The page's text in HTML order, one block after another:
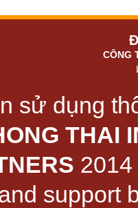
CÔNG
sử dụng
THAI
support